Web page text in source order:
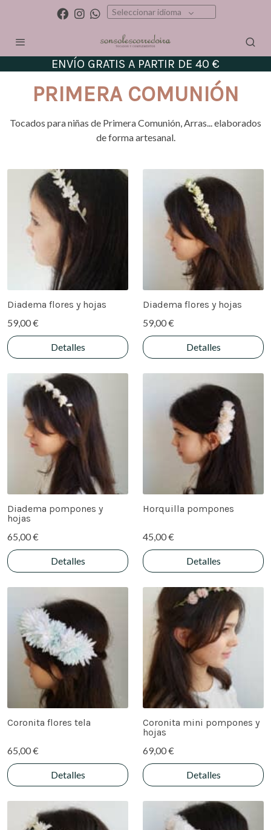
Seleccionar idioma
ENVÍO GRATIS A PARTIR DE 40 €
PRIMERA COMUNIÓN
Tocados para niñas de Primera Comunión, Arras... elaborados
de forma artesanal.
Diadema flores y hojas
59,00 €
Detalles
Diadema flores y hojas
59,00 €
Detalles
Diadema pompones y
hojas
65,00 €
Detalles
Horquilla pompones
45,00 €
Detalles
Coronita flores tela
65,00 €
Detalles
Coronita mini pompones y
hojas
69,00 €
Detalles